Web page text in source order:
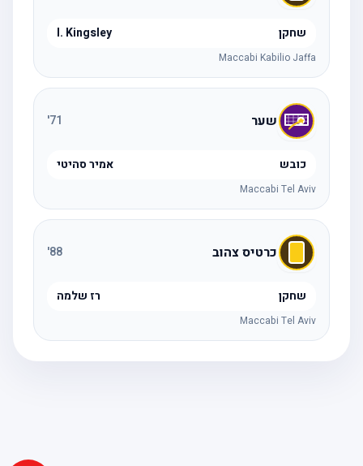
שחקן I. Kingsley
Maccabi Kabilio Jaffa
שער 71
'
כובש אמיר סהיטי
Maccabi Tel Aviv
כרטיס צהוב 88
'
שחקן רז שלמה
Maccabi Tel Aviv